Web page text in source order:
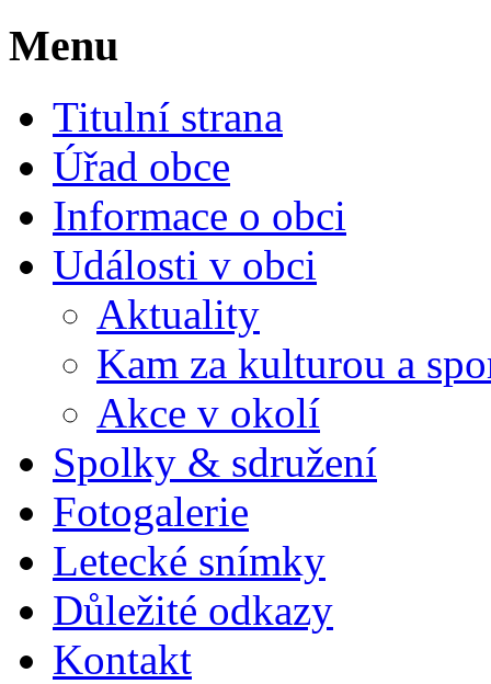
Menu
Titulní strana
Úřad obce
Informace o obci
Události v obci
Aktuality
Kam za kulturou a
Akce v okolí
Spolky & sdružení
Fotogalerie
Letecké snímky
Důležité odkazy
Kontakt